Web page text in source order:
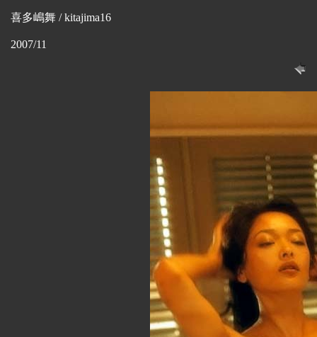
喜多嶋舞 / kitajima16
2007/11